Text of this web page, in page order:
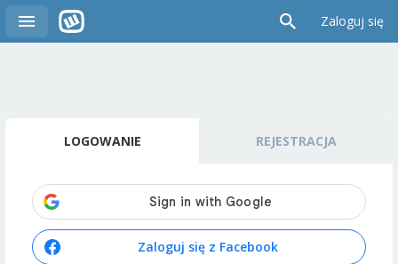
Zaloguj się
LOGOWANIE REJESTRACJA
Zaloguj się z Facebook